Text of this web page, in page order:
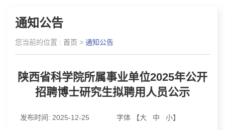
通知公告
您当前的位置 : 首页 > 通知公告
陕西省科学院所属事业单位2025年公开
招聘博士研究生拟聘用人员公示
发布时间: 2025-12-25 字体 【大 中 小】